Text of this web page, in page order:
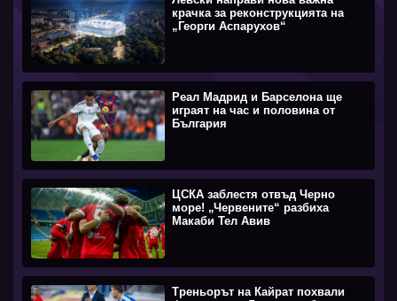
крачка за реконструкцията на
„Георги Аспарухов“
Реал Мадрид и Барселона ще
играят на час и половина от
България
ЦСКА заблестя отвъд Черно
море! „Червените“ разбиха
Макаби Тел Авив
Треньорът на Кайрат похвали